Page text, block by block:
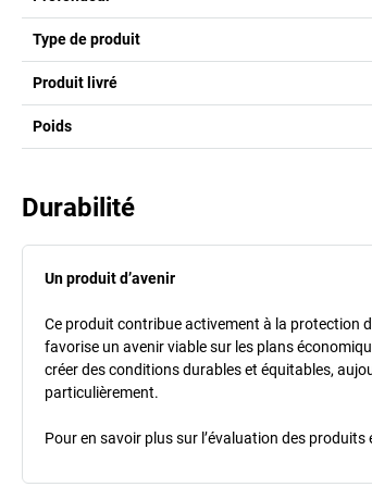
Type de produit
Produit livré
Poids
Durabilité
Un produit d’avenir
Ce produit contribue activement à la protection
favorise un avenir viable sur les plans
créer des conditions durables et équitables,
particulièrement.
Pour en savoir plus sur l’évaluation des